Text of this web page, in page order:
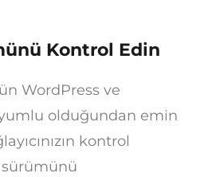
Kontrol Edin
WordPress ve
olduğundan emin
kontrol